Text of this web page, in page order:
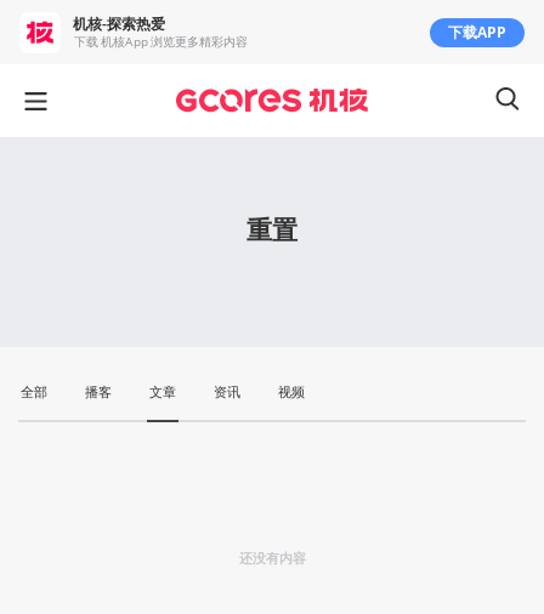
重置
全部 播客 文章 资讯 视频
还没有内容
机核-探索热爱
下载 机核App 浏览更多精彩内容 下载APP